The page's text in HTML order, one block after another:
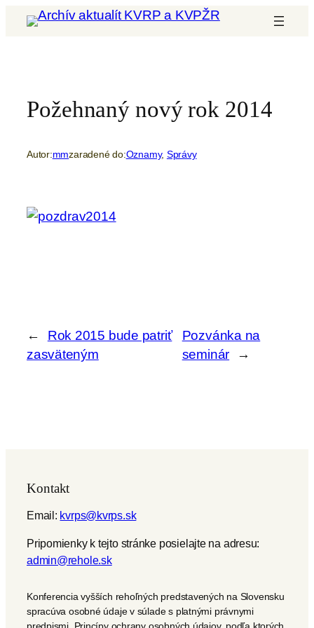
Prejsť
Požehnaný nový rok 2014
Autor:mmzaradené do:Oznamy, Správy
←
Rok 2015 bude patriť
zasväteným
Pozvánka na
seminár
→
Kontakt
Email: kvrps@kvrps.sk
Pripomienky k tejto stránke posielajte na adresu:
admin@rehole.sk
Konferencia vyšších rehoľných predstavených na Slovensku
spracúva osobné údaje v súlade s platnými právnymi